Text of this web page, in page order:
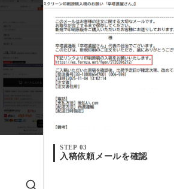
STEP 03
入稿依頼メールを確認